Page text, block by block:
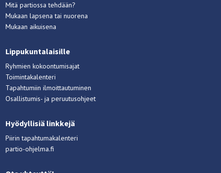
Mitä partiossa tehdään?
Mukaan lapsena tai nuorena
Mukaan aikuisena
Lippukuntalaisille
Ryhmien kokoontumisajat
Toimintakalenteri
Tapahtumiin ilmoittautuminen
Osallistumis- ja peruutusohjeet
Hyödyllisiä linkkejä
Piirin tapahtumakalenteri
partio-ohjelma.fi